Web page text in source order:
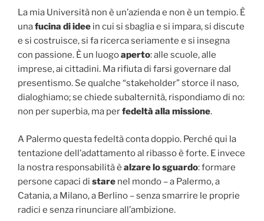
La mia Università non è un’azienda e non è un tempio. È
unafucina di idee in cui si sbaglia e si impara, si discute
e si costruisce, si fa ricerca seriamente e si insegna
con passione. È un luogoaperto: alle scuole, alle
imprese, ai cittadini. Ma rifiuta di farsi governare dal
presentismo. Se qualche “stakeholder” storce il naso,
dialoghiamo; se chiede subalternità, rispondiamo di no:
non per superbia, ma perfedeltà alla missione.
A Palermo questa fedeltà conta doppio. Perché qui la
tentazione dell’adattamento al ribasso è forte. E invece
la nostra responsabilità è alzare lo sguardo: formare
persone capaci di stare nel mondo – a Palermo, a
Catania, a Milano, a Berlino – senza smarrire le proprie
radici e senza rinunciare all’ambizione.